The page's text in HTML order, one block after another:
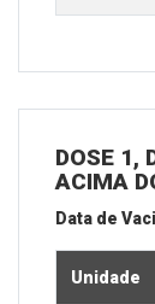
DOSE 1,
ACIMA
Data de
Unidade